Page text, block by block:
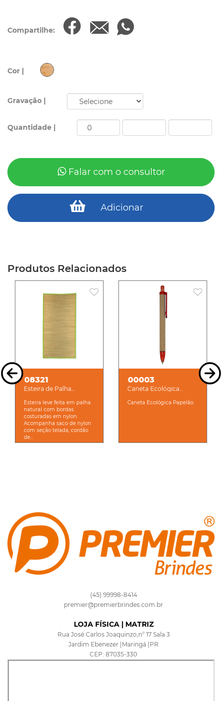
Compartilhe:
Cor |
Gravação |
Quantidade |
Falar com o consultor
Adicionar
Produtos Relacionados
08321
Esteira de Palha
Esteira leve feita em palha
natural com bordas
costuradas em nylon.
Acompanha saco de nylon
com seção telada, cordão
de...
00003
Caneta Ecológica
Caneta Ecológica Papelão.
(45) 99998-8414
premier@premierbrindes.com.br
LOJA FÍSICA | MATRIZ
Rua José Carlos Joaquinzo,n° 17 Sala 3
Jardim Ebenezer |Maringá |PR
CEP: 87035-330